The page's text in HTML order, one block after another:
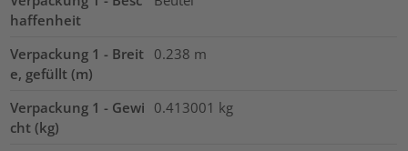
haffenheit
Verpackung 1 - Breit
e, gefüllt (m)
0.238 m
Verpackung 1 - Gewi
cht (kg)
0.413001 kg